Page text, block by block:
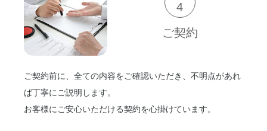
4
ご契約
ご契約前に、全ての内容をご確認いただき、不明点があれ
ば丁寧にご説明します。
お客様にご安心いただける契約を心掛けています。